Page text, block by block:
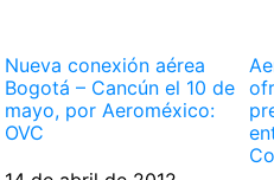
Nueva conexión aérea
Bogotá – Cancún el 10 de
mayo, por Aeroméxico:
OVC